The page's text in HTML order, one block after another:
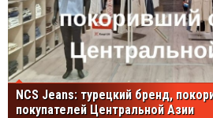
NCS Jeans: турецкий бренд,
покупателей Центральной Азии